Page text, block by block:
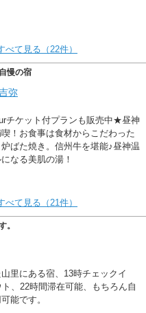
て見る（22件）
慢の宿
弥
チケット付プランも販売中★昼神
！お食事は食材からこだわった
ばた焼き。信州牛を堪能♪昼神温
なる美肌の湯！
て見る（21件）
。
里にある宿、13時チェックイ
、22時間滞在可能、もちろん自
能です。